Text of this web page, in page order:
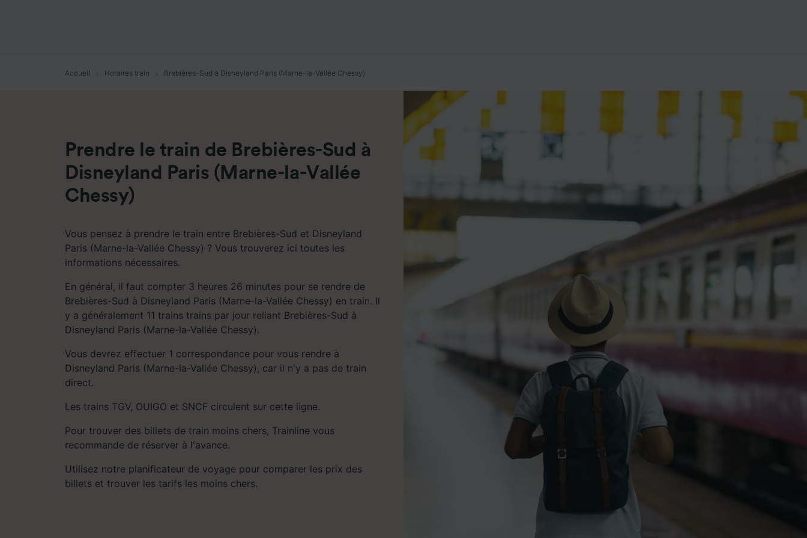
Accueil Horaires train Brebières-Sud à Disneyland Paris (Marne-la-Vallée Chessy)
Prendre le train de Brebières-Sud à
Disneyland Paris (Marne-la-Vallée
Chessy)
Vous pensez à prendre le train entre Brebières-Sud et Disneyland
Paris (Marne-la-Vallée Chessy) ? Vous trouverez ici toutes les
informations nécessaires.
En général, il faut compter 3 heures 26 minutes pour se rendre de
Brebières-Sud à Disneyland Paris (Marne-la-Vallée Chessy) en train. Il
y a généralement 11 trains trains par jour reliant Brebières-Sud à
Disneyland Paris (Marne-la-Vallée Chessy).
Vous devrez effectuer 1 correspondance pour vous rendre à
Disneyland Paris (Marne-la-Vallée Chessy), car il n'y a pas de train
direct.
Les trains TGV, OUIGO et SNCF circulent sur cette ligne.
Pour trouver des billets de train moins chers, Trainline vous
recommande de réserver à l'avance.
Utilisez notre planificateur de voyage pour comparer les prix des
billets et trouver les tarifs les moins chers.